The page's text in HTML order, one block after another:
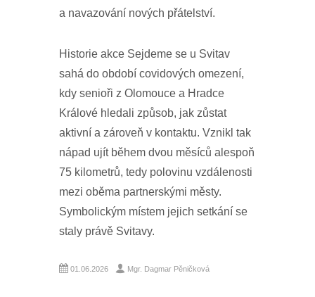
a navazování nových přátelství.
Historie akce Sejdeme se u Svitav
sahá do období covidových omezení,
kdy senioři z Olomouce a Hradce
Králové hledali způsob, jak zůstat
aktivní a zároveň v kontaktu. Vznikl tak
nápad ujít během dvou měsíců alespoň
75 kilometrů, tedy polovinu vzdálenosti
mezi oběma partnerskými městy.
Symbolickým místem jejich setkání se
staly právě Svitavy.
01.06.2026 Mgr. Dagmar Pěničková